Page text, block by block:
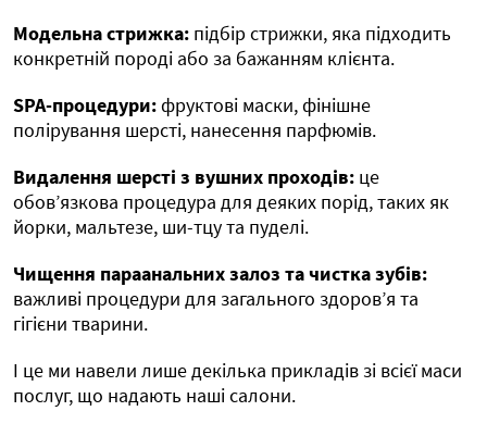
Модельна стрижка: підбір стрижки, яка підходить
конкретній породі або за бажанням клієнта.
SPA-процедури:фруктові маски, фінішне
полірування шерсті, нанесення парфюмів.
Видалення шерсті з вушних проходів: це
обов’язкова процедура для деяких порід, таких як
йорки, мальтезе, ши-тцу та пуделі.
Чищення параанальних залоз та чистка зубів:
важливі процедури для загального здоров’я та
гігієни тварини.
І це ми навели лише декілька прикладів зі всієї маси
послуг, що надають наші салони.